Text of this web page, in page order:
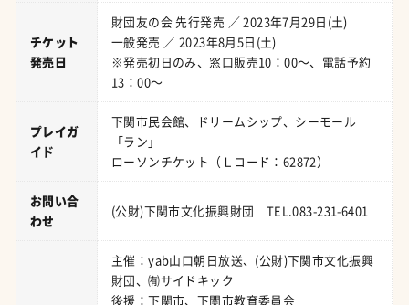
チケット
発売日
財団友の会 先行発売 ／ 2023年7月29日(土)
一般発売 ／ 2023年8月5日(土)
※発売初日のみ、窓口販売10：00～、電話予約
13：00～
プレイガ
イド
下関市民会館、ドリームシップ、シーモール
「ラン」
ローソンチケット（Ｌコード：62872）
お問い合
わせ
(公財)下関市文化振興財団 TEL.083-231-6401
主催：yab山口朝日放送、(公財)下関市文化振興
財団、㈲サイドキック
後援：下関市、下関市教育委員会